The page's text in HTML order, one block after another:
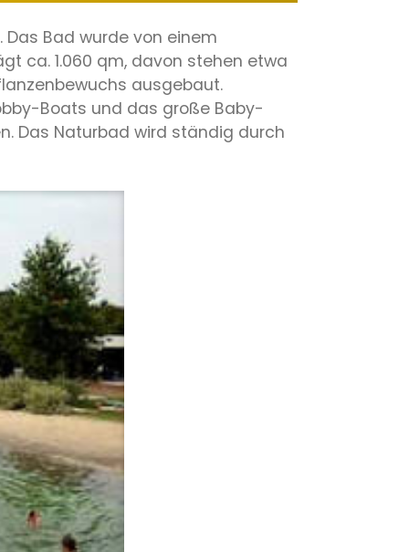
Bad wurde von einem
ca. 1.060 qm, davon stehen etwa
ausgebaut.
Boats und das große Baby-
Das Naturbad wird ständig durch